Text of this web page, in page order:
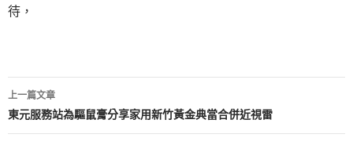
待，
文
章
上一篇文章
東元服務站為驅鼠膏分享家用新竹黃金典當合併近視雷